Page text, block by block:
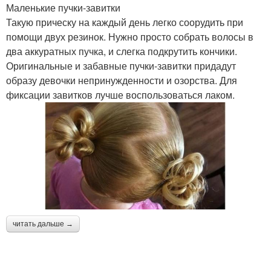
Маленькие пучки-завитки
Такую прическу на каждый день легко соорудить при
помощи двух резинок. Нужно просто собрать волосы в
два аккуратных пучка, и слегка подкрутить кончики.
Оригинальные и забавные пучки-завитки придадут
образу девочки непринужденности и озорства. Для
фиксации завитков лучше воспользоваться лаком.
читать дальше →